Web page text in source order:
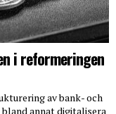
i reformeringen
av bank- och
annat digitalisera